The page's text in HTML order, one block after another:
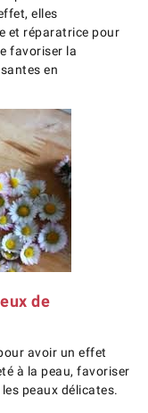
elles
et réparatrice pour
favoriser la
en
de
avoir un effet
à la peau, favoriser
peaux délicates.